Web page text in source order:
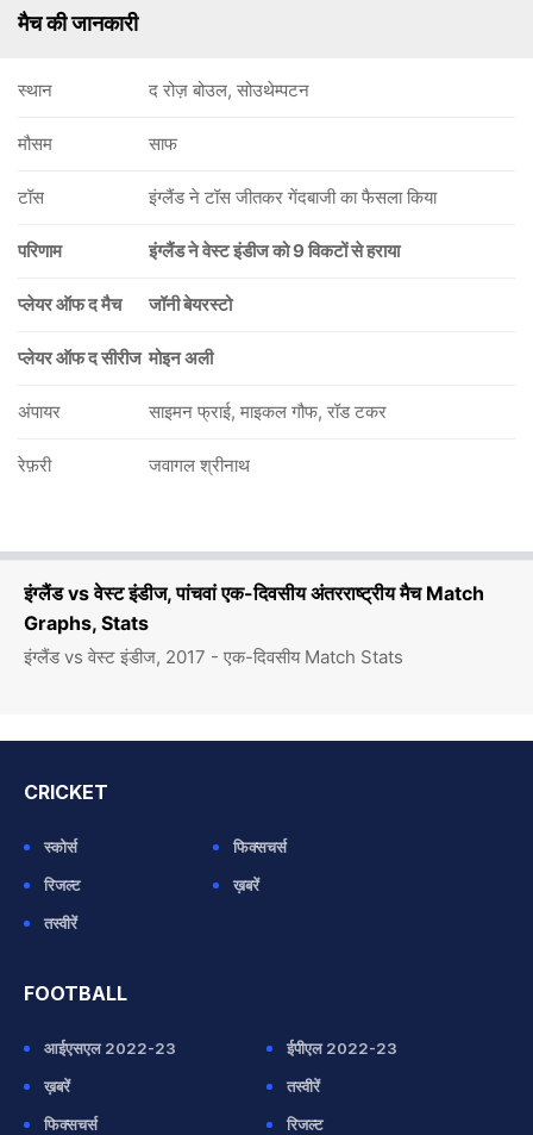
इंग्लैंड vs वेस्ट इंडीज, पांचवां एक-दिवसीय अंतरराष्ट्रीय मैच Match
Graphs, Stats
इंग्लैंड vs वेस्ट इंडीज, 2017 - एक-दिवसीय Match Stats
मैच की जानकारी
स्थान द रोज़ बोउल, सोउथेम्पटन
मौसम साफ
टॉस इंग्लैंड ने टॉस जीतकर गेंदबाजी का फैसला किया
परिणाम इंग्लैंड ने वेस्ट इंडीज को 9 विकटों से हराया
प्लेयर ऑफ द मैच जॉनी बेयरस्टो
प्लेयर ऑफ द सीरीज मोइन अली
अंपायर साइमन फ्राई, माइकल गौफ, रॉड टकर
रेफ़री जवागल श्रीनाथ
CRICKET
स्कोर्स
फिक्सचर्स
रिजल्ट
ख़बरें
तस्वीरें
FOOTBALL
आईएसएल 2022-23
ईपीएल 2022-23
ख़बरें
तस्वीरें
फिक्सचर्स
रिजल्ट